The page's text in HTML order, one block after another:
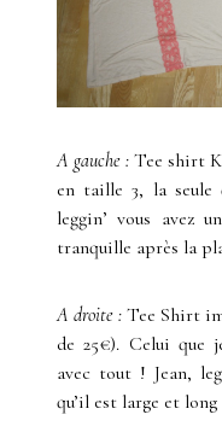
A gauche :Tee shirt
en taille 3, la
leggin’ vous avez
tranquille après la
A droite :Tee Shirt
de 25€). Celui que
avec tout ! Jean,
qu’il est large et